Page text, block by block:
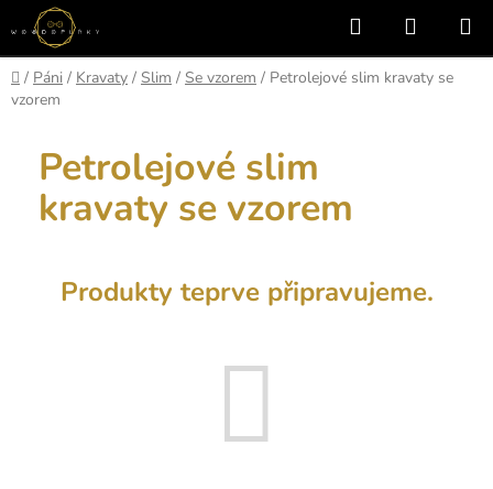
Přejít
na
obsah
Hledat
KOŠÍK
Domů
/ Páni / Kravaty / Slim / Se vzorem / Petrolejové slim kravaty se
vzorem
Petrolejové slim
kravaty se vzorem
Produkty teprve připravujeme.